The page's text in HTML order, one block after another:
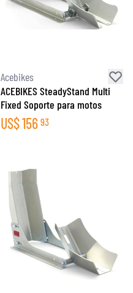
Acebikes
ACEBIKES SteadyStand Multi
Fixed Soporte para motos
US$156 93